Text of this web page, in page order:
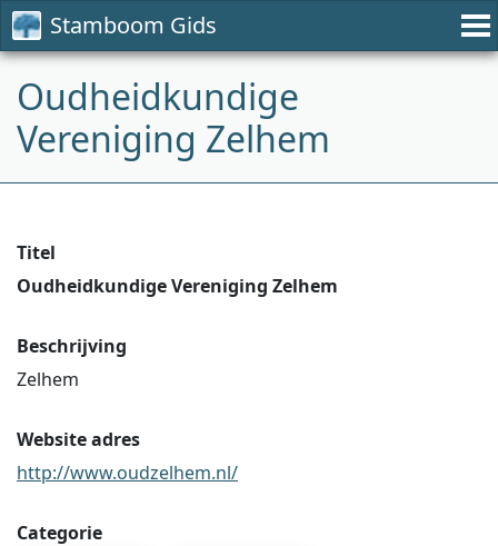
Stamboom Gids
Oudheidkundige
Vereniging Zelhem
Titel
Oudheidkundige Vereniging Zelhem
Beschrijving
Zelhem
Website adres
http://www.oudzelhem.nl/
Categorie